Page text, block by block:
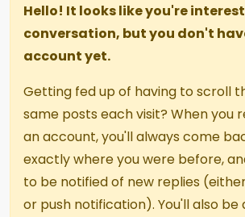
Hello! It looks like you're
conversation, but you don't
account yet.
Getting fed up of having to scroll
same posts each visit? When you
an account, you'll always come
exactly where you were before,
to be notified of new replies
or push notification). You'll also be